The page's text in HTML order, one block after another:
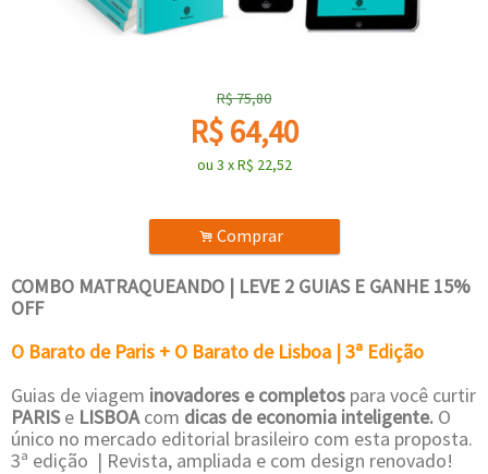
R$75,80
R$64,40
ou 3 xR$ 22,52
. Comprar
COMBO MATRAQUEANDO | LEVE 2 GUIAS E GANHE 15%
OFF
O Barato de Paris + O Barato de Lisboa | 3ª Edição
Guias de viagem inovadores e completos para você curtir
PARISe LISBOAcom dicas de economia inteligente. O
único no mercado editorial brasileiro com esta proposta.
3ª edição | Revista, ampliada e com design renovado!